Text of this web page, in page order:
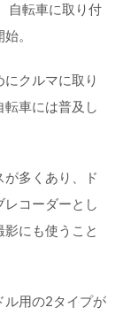
自転車に取り付
。
クルマに取り
車には普及し
多くあり、ド
コーダーとし
にも使うこと
ル用の2タイプが